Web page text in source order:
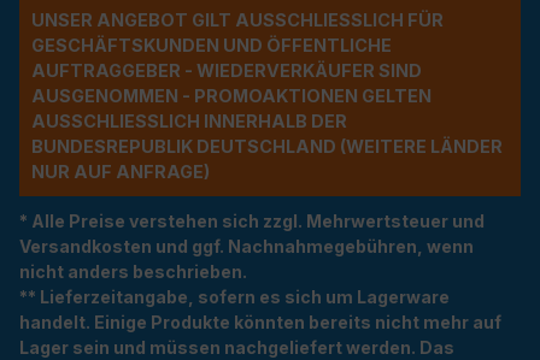
UNSER ANGEBOT GILT AUSSCHLIESSLICH FÜR G
ESCHÄFTSKUNDEN UND ÖFFENTLICHE A
UFTRAGGEBER - WIEDERVERKÄUFER SIND A
USGENOMMEN - PROMOAKTIONEN GELTEN A
USSCHLIESSLICH INNERHALB DER BU
NDESREPUBLIK DEUTSCHLAND (WEITERE LÄNDER NU
R AUF ANFRAGE)
* Alle Preise verstehen sich zzgl. Mehrwertsteuer und
Versandkosten und ggf. Nachnahmegebühren, wenn
nicht anders beschrieben.
** Lieferzeitangabe, sofern es sich um Lagerware
handelt. Einige Produkte könnten bereits nicht mehr auf
Lager sein und müssen nachgeliefert werden. Das